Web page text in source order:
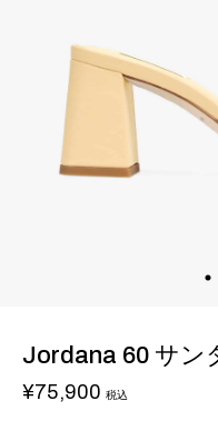
Jordana 60 サン
¥75,900 税込